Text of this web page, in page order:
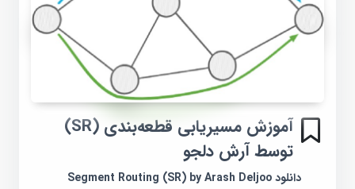
آموزش مسیریابی قطعه‌بندی (SR)
توسط آرش دلجو
دانلود Segment Routing (SR) by Arash Deljoo